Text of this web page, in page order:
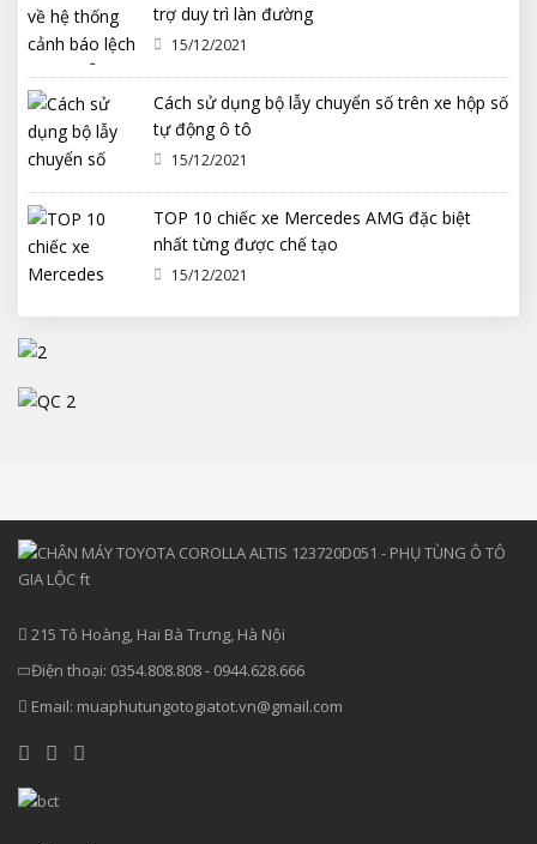
trợ duy trì làn đường
15/12/2021
Cách sử dụng bộ lẫy chuyển số trên xe hộp số
tự động ô tô
15/12/2021
TOP 10 chiếc xe Mercedes AMG đặc biệt
nhất từng được chế tạo
15/12/2021
215 Tô Hoàng, Hai Bà Trưng, Hà Nội
Điện thoại: 0354.808.808- 0944.628.666
Email: muaphutungotogiatot.vn@gmail.com